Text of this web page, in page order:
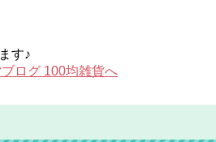
す♪